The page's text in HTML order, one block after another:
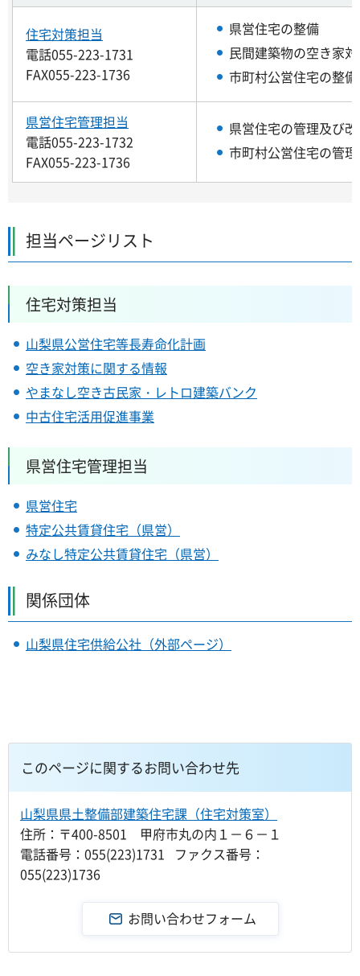
住宅対策担当
電話055-223-1731
FAX055-223-1736
県営住宅の整備
民間建築物の空き家
市町村公営住宅の整
県営住宅管理担当
電話055-223-1732
FAX055-223-1736
県営住宅の管理及び
市町村公営住宅の管
担当ページリスト
住宅対策担当
山梨県公営住宅等長寿命化計画
空き家対策に関する情報
やまなし空き古民家・レトロ建築バンク
中古住宅活用促進事業
県営住宅管理担当
県営住宅
特定公共賃貸住宅（県営）
みなし特定公共賃貸住宅（県営）
関係団体
山梨県住宅供給公社（外部ページ）
このページに関するお問い合わせ先
山梨県県土整備部建築住宅課（住宅対策室）
住所：〒400-8501 甲府市丸の内１－６－１
電話番号：055(223)1731 ファクス番号：
055(223)1736